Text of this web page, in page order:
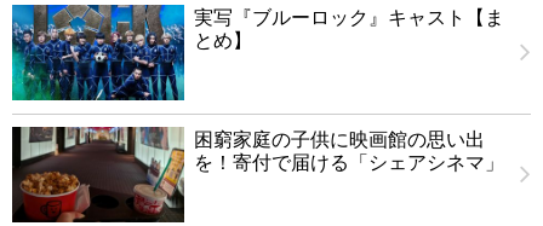
実写『ブルーロック』キャスト【ま
とめ】
困窮家庭の子供に映画館の思い出
を！寄付で届ける「シェアシネマ」